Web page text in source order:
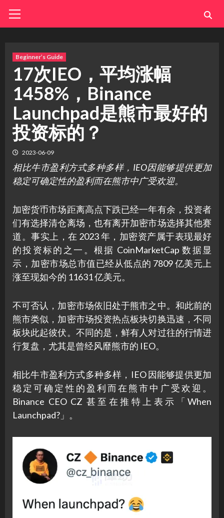
Menu
Beginner’s Guide
17次IEO，平均涨幅
1458%，Binance
Launchpad是熊市最好的
投资标的？
2023-06-09
相比牛市盈利方式多种多样，IEO因能够提供更加
稳定可确定性的盈利而在熊市中广受欢迎。
加密货币市场距离高点下跌已经一年有余，投资者
们有选择清仓离场，也有离开加密市场选择其他赛
道。事实上，在 2023 年，加密资产属于表现最好
的投资标的之一。根据 CoinMarketCap 数据显
示，加密市场总市值已经从低点的 7809 亿美元上
涨至现如今的 11631 亿美元。
不可否认，加密市场依旧处于熊市之中。和此前的
熊市类似，加密市场投资热点板块切换迅速，不同
板块此起彼伏。不同的是，鲜有人对过往的行情进
行复盘，尤其是曾经风靡熊市的 IEO。
相比牛市盈利方式多种多样，IEO 因能够提供更加
稳定可确定性的盈利而在熊市中广受欢迎。
Binance CEO CZ 甚至在推特上表示「When
Launchpad?」。